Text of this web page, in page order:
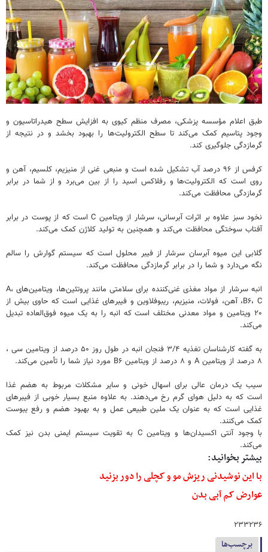
طبق اعلام مؤسسه پزشکی، مصرف منظم کیوی به افزایش سطح هیدراتاسیون و
وجود پتاسیم کمک می‌کند تا سطح الکترولیت‌ها را بهبود بخشد و در نتیجه از
گرمازدگی جلوگیری کند.
کرفس از ۹۶ درصد آب تشکیل شده است و منبعی غنی از منیزیم، کلسیم، آهن و
روی است که الکترولیت‌ها و رفلاکس اسید را از بین می‌برد و از شما در برابر
گرمازدگی محافظت می‌کند.
نخود سبز علاوه بر اثرات آبرسانی، سرشار از ویتامین C است که از پوست در برابر
آفتاب سوختگی محافظت می‌کند و همچنین به تولید کلاژن کمک می‌کند.
گلابی این میوه آبرسان سرشار از فیبر محلول است که سیستم گوارش را سالم
نگه می‌دارد و شما را در برابر گرمازدگی محافظت می‌کند.
انبه سرشار از مواد مغذی غنی‌کننده برای سلامتی مانند پروتئین‌ها، ویتامین‌های A،
B۶، C، آهن، فولات، منیزیم، ریبوفلاوین و فیبرهای غذایی است که حاوی بیش از
۲۰ ویتامین و مواد معدنی مختلف است که انبه را به یک میوه فوق‌العاده تبدیل
می‌کند.
به گفته کارشناسان تغذیه ۳/۴ فنجان انبه در طول روز ۵۰ درصد از ویتامین سی ،
۸ درصد از ویتامین A و ۸ درصد از ویتامین B۶ مورد نیاز شما را تأمین می‌کند.
سیب یک درمان عالی برای اسهال خونی و سایر مشکلات مربوط به هضم غذا
است که به دلیل هوای گرم رخ می‌دهند. به علاوه منبع بسیار خوبی از فیبرهای
غذایی است که به عنوان یک ملین طبیعی عمل و به بهبود هضم و رفع یبوست
کمک می‌کنند.
با وجود آنتی اکسیدان‌ها و ویتامین C به تقویت سیستم ایمنی بدن نیز کمک
می‌کند.
بیشتر بخوانید:
با این نوشیدنی ریزش مو و کچلی را دور بزنید
عوارض کم آبی بدن
۲۳۳۲۳۶
برچسب‌ها